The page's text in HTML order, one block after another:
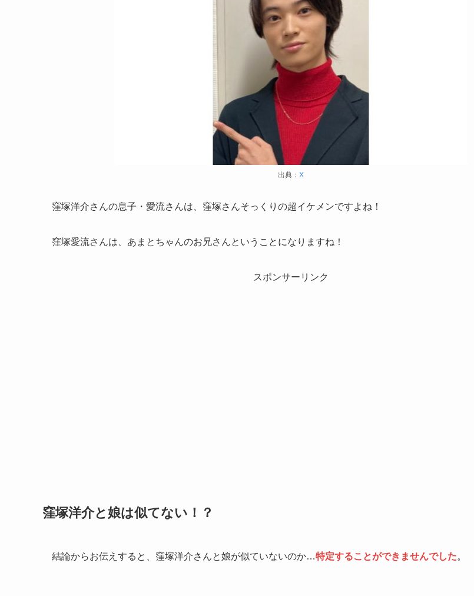
出典： X
窪塚洋介さんの息子・愛流さんは、窪塚さんそっくりの超イケメンですよね！
窪塚愛流さんは、あまとちゃんのお兄さんということになりますね！
スポンサーリンク
窪塚洋介と娘は似てない！？
結論からお伝えすると、窪塚洋介さんと娘が似ていないのか…特定することができませんでした。